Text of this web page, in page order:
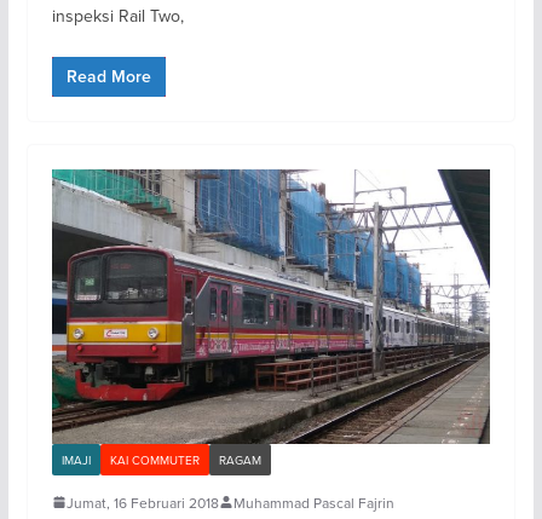
inspeksi Rail Two,
Read More
IMAJI KAI COMMUTER RAGAM
Jumat, 16 Februari 2018 Muhammad Pascal Fajrin